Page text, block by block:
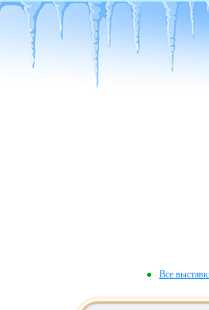
Все